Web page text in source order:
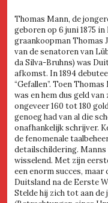
Thomas Mann, de
geboren op 6 juni 1875
graankoopman Thomas
van de senatoren van
da Silva-Bruhns) was
afkomst. In 1894
“Gefallen”. Toen
was en hem dus geld
ongeveer 160 tot 180
genoeg had van al die
onafhankelijk schrijver.
de fenomenale
detailschildering.
wisselend. Met zijn
een enorm succes,
Duitsland na de Eerste
Stelde hij zich tot aan